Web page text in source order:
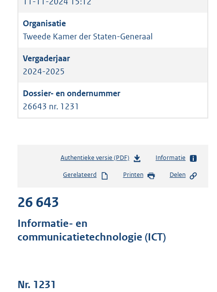
Tweede Kamer der Staten-Generaal
2024-2025
26643 nr. 1231
Authentieke versie (PDF)b
s
g
Informatie
Gerelateerd Printen Delen
26 643
Informatie- en
communicatietechnologie (ICT)
Nr. 1231